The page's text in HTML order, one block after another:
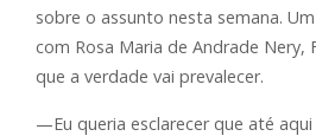
sobre o assunto nesta semana.
com Rosa Maria de Andrade Nery,
que a verdade vai prevalecer.
—Eu queria esclarecer que até